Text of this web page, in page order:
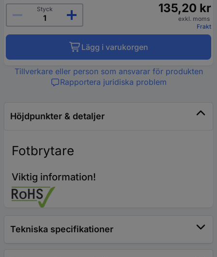
Styck
135,20 kr
exkl. moms
Frakt
Lägg i varukorgen
Tillverkare eller person som ansvarar för produkten
Rapportera juridiska problem
Höjdpunkter & detaljer
Fotbrytare
Viktig information!
Tekniska specifikationer